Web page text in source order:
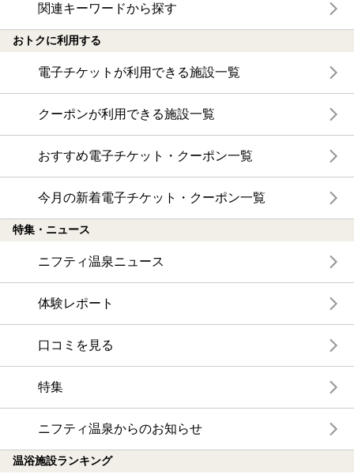
関連キーワードから探す
おトクに利用する
電子チケットが利用できる施設一覧
クーポンが利用できる施設一覧
おすすめ電子チケット・クーポン一覧
今月の新着電子チケット・クーポン一覧
特集・ニュース
ニフティ温泉ニュース
体験レポート
口コミを見る
特集
ニフティ温泉からのお知らせ
温浴施設ランキング